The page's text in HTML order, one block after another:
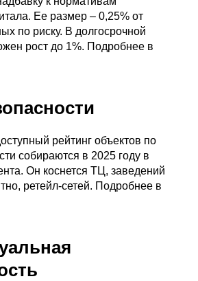
Ее размер – 0,25% от
по риску. В долгосрочной
рост до 1%. Подробнее в
рейтинг объектов по
собираются в 2025 году в
Он коснется ТЦ, заведений
ретейл-сетей. Подробнее в